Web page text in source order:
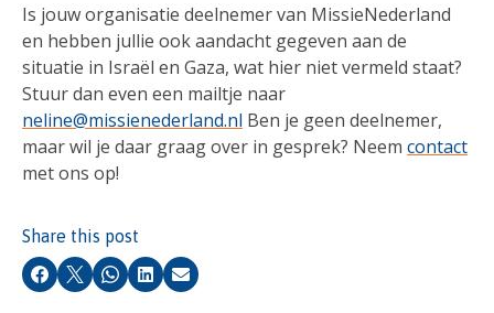
Is jouw organisatie deelnemer van MissieNederland
en hebben jullie ook aandacht gegeven aan de
situatie in Israël en Gaza, wat hier niet vermeld staat?
Stuur dan even een mailtje naar
neline@missienederland.nl Ben je geen deelnemer,
maar wil je daar graag over in gesprek? Neem contact
met ons op!
Share this post
Facebook
X Whatsapp
LinkedIn
Email